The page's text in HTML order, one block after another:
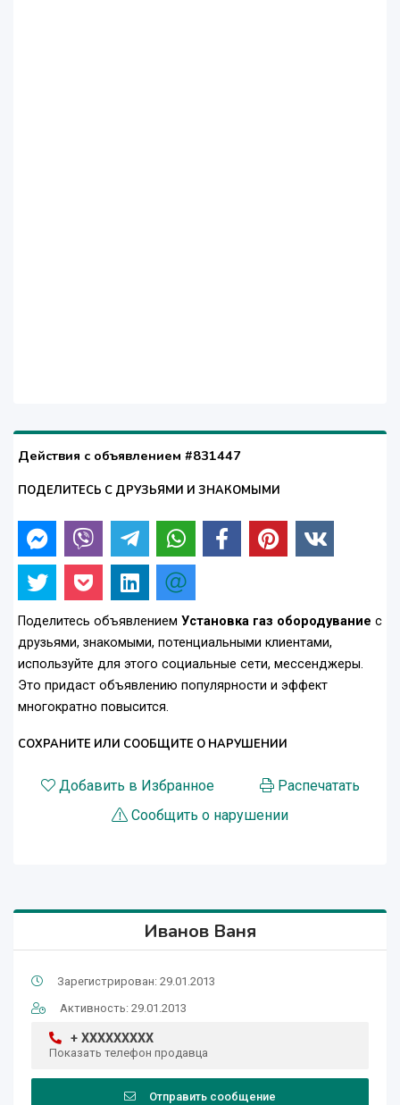
Действия с объявлением #831447
ПОДЕЛИТЕСЬ С ДРУЗЬЯМИ И ЗНАКОМЫМИ
Поделитесь объявлением Установка газ обородувание с
друзьями, знакомыми, потенциальными клиентами,
используйте для этого социальные сети, мессенджеры.
Это придаст объявлению популярности и эффект
многократно повысится.
СОХРАНИТЕ ИЛИ СООБЩИТЕ О НАРУШЕНИИ
Добавить в Избранное
Распечатать
Сообщить о нарушении
Иванов Ваня
Зарегистрирован: 29.01.2013
Активность: 29.01.2013
+ XXXXXXXXX
Показать телефон продавца
Отправить сообщение